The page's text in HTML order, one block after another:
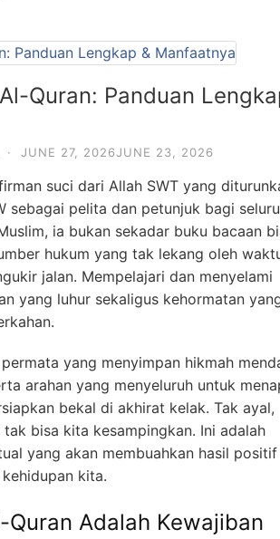
Quran: Panduan
· JUNE 27, 2026JUNE 23, 2026
suci dari Allah SWT yang
sebagai pelita dan petunjuk bagi
ia bukan sekadar buku bacaan
hukum yang tak lekang oleh
jalan. Mempelajari dan menyelami
yang luhur sekaligus kehormatan
yang menyimpan hikmah
arahan yang menyeluruh untuk
bekal di akhirat kelak. Tak ayal,
tak bisa kita kesampingkan. Ini adalah
yang akan membuahkan hasil positif
kita.
Adalah Kewajiban